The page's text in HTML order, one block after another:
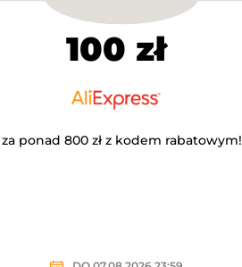
100 zł
ponad 800 zł z kodem rabatowym!